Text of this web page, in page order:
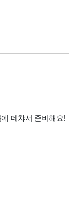
데챠서 준비해요!